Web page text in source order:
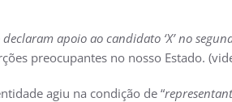
apoio ao candidato ‘X’ no
preocupantes no nosso Estado.
agiu na condição de “